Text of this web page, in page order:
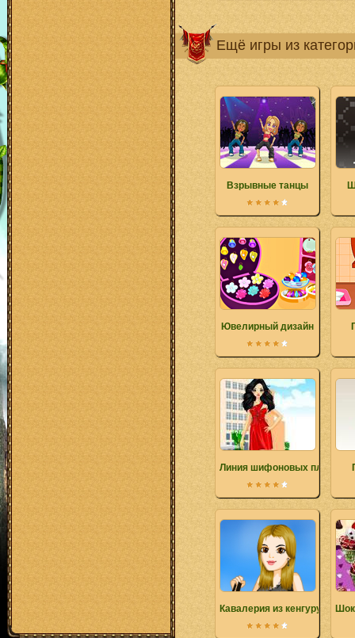
Ещё игры из
Взрывные танцы
Ювелирный дизайн
Линия шифоновых платьев
Кавалерия из кенгуру